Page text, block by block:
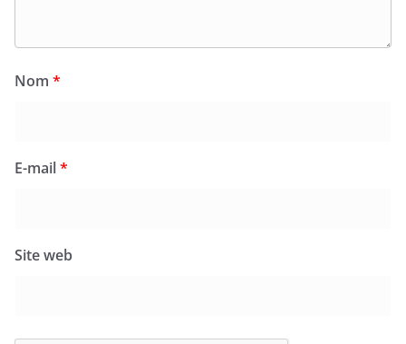
Nom *
E-mail*
Site web